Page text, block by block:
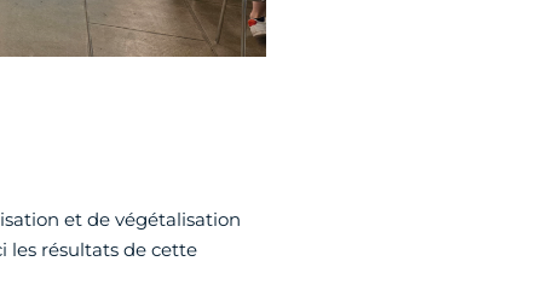
et de végétalisation
les résultats de cette